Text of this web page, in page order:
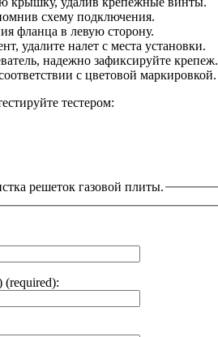
схему подключения.
фланца в левую сторону.
удалите налет с места установки.
надежно зафиксируйте крепеж.
с цветовой маркировкой.
тестером:
решеток газовой плиты.
(required):